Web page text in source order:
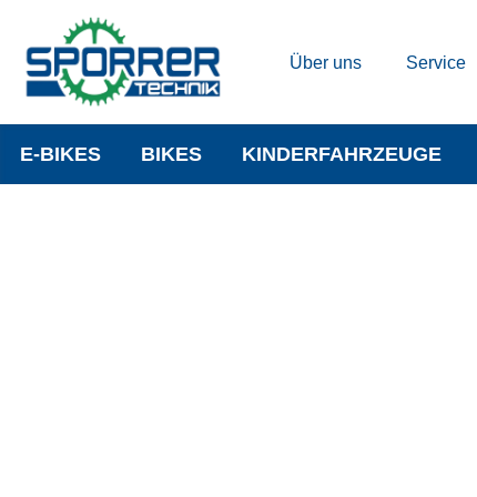
Über uns Service
E-BIKES BIKES KINDERFAHRZEUGE